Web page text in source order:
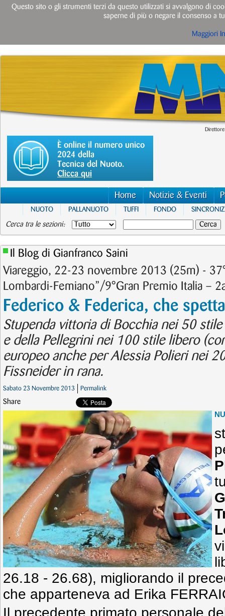
È online il numero unico
2024 della
Tecnica del Nuoto.
Clicca qui
Home Notizie & Eventi
NUOTO PALLANUOTO TUFFI FONDO
Cerca tra le sezioni:
Il Blog di Gianfranco Saini
Viareggio, 22-23 novembre 2013 (25m) -
Lombardi-Femiano”/9°Gran Premio Italia –
Federico & Federica, che
Stupenda vittoria di Bocchia nei 50
e della Pellegrini nei 100 stile libero
europeo anche per Alessia Polieri nei
Fissneider in rana.
Sabato 23 Novembre 2013 Permalink
Share
26.18 - 26.68), migliorando il
che apparteneva ad Erika
Il precedente primato personale
Questo sito o gli strumenti terzi da questo utilizzati si avvalgono di
saperne di più o negare il consenso a
Maggiori